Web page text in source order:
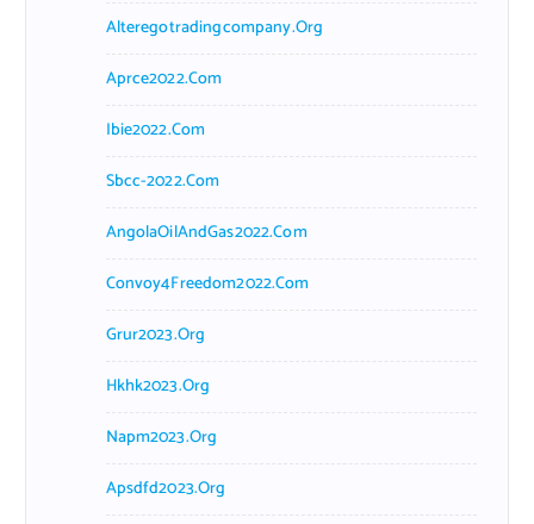
Alteregotradingcompany.org
Aprce2022.com
Ibie2022.com
Sbcc-2022.com
AngolaOilAndGas2022.com
Convoy4Freedom2022.com
Grur2023.org
Hkhk2023.org
Napm2023.org
Apsdfd2023.org